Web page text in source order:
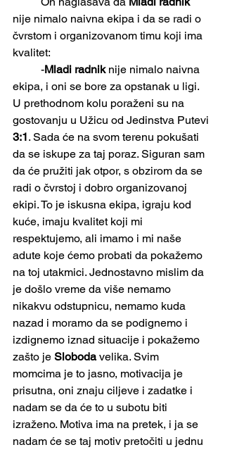
nije nimalo naivna ekipa i da se radi o
čvrstom i organizovanom timu koji ima
kvalitet:
	-
Mladi radnik nije nimalo naivna
ekipa, i oni se bore za opstanak u ligi.
U prethodnom kolu poraženi su na
gostovanju u Užicu od Jedinstva Putevi
3:1. Sada će na svom terenu pokušati
da se iskupe za taj poraz. Siguran sam
da će pružiti jak otpor, s obzirom da se
radi o čvrstoj i dobro organizovanoj
ekipi. To je iskusna ekipa, igraju kod
kuće, imaju kvalitet koji mi
respektujemo, ali imamo i mi naše
adute koje ćemo probati da pokažemo
na toj utakmici. Jednostavno mislim da
je došlo vreme da više nemamo
nikakvu odstupnicu, nemamo kuda
nazad i moramo da se podignemo i
izdignemo iznad situacije i pokažemo
zašto je Sloboda velika. Svim
momcima je to jasno, motivacija je
prisutna, oni znaju ciljeve i zadatke i
nadam se da će to u subotu biti
izraženo. Motiva ima na pretek, i ja se
nadam će se taj motiv pretočiti u jednu